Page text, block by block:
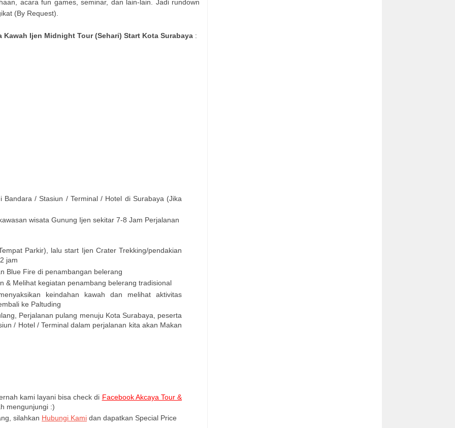
acara fun games, seminar, dan lain-lain. Jadi rundown
(By Request).
Kawah Ijen Midnight Tour (Sehari) Start Kota Surabaya :
/ Stasiun / Terminal / Hotel di Surabaya (Jika
wisata Gunung Ijen sekitar 7-8 Jam Perjalanan
Parkir), lalu start Ijen Crater Trekking/pendakian
jam
Blue Fire di penambangan belerang
& Melihat kegiatan penambang belerang tradisional
keindahan kawah dan melihat aktivitas
ke Paltuding
Perjalanan pulang menuju Kota Surabaya, peserta
/ Hotel / Terminal dalam perjalanan kita akan Makan
kami layani bisa check di Facebook Akcaya Tour &
mengunjungi :)
silahkan Hubungi Kami dan dapatkan Special Price